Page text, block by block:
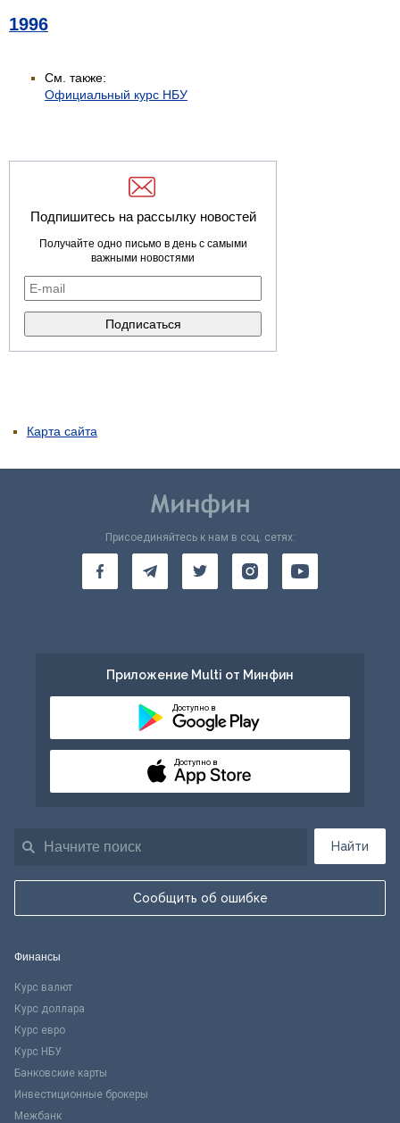
1996
См. также:
Официальный курс НБУ
Подпишитесь на рассылку новостей
Получайте одно письмо в день с самыми
важными новостями
Карта сайта
Найти
Сообщить об ошибке
Присоединяйтесь к нам в соц. сетях:
Приложение Multi от Минфин
Доступно в
Доступно в
Финансы
Курс валют
Курс доллара
Курс евро
Курс НБУ
Банковские карты
Инвестиционные брокеры
Межбанк